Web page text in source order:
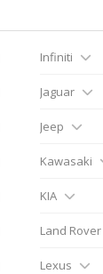
Infiniti
Jaguar
Jeep
Kawasaki
KIA
Land Rover
Lexus